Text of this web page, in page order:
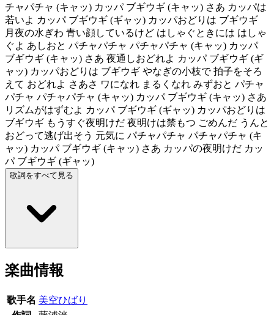
チャパチャ (キャッ) カッパ ブギウギ (キャッ) さあ カッパは
若いよ カッパ ブギウギ (ギャッ) カッパおどりは ブギウギ
月夜の水ぎわ 青い顔しているけど はしゃぐときには はしゃ
ぐよ あしおと パチャパチャ パチャパチャ (キャッ) カッパ
ブギウギ (キャッ) さあ 夜通しおどれよ カッパ ブギウギ (ギ
ャッ) カッパおどりは ブギウギ やなぎの小枝で 拍子をそろ
えて おどれよ さあさ ワになれ まるくなれ みずおと パチャ
パチャ パチャパチャ (キャッ) カッパ ブギウギ (キャッ) さあ
リズムがはずむよ カッパ ブギウギ (ギャッ) カッパおどりは
ブギウギ もうすぐ夜明けだ 夜明けは禁もつ ごめんだ うんと
おどって逃げ出そう 元気に パチャパチャ パチャパチャ (キ
ャッ) カッパ ブギウギ (キャッ) さあ カッパの夜明けだ カッ
パ ブギウギ (ギャッ)
歌詞をすべて見る
楽曲情報
歌手名 美空ひばり